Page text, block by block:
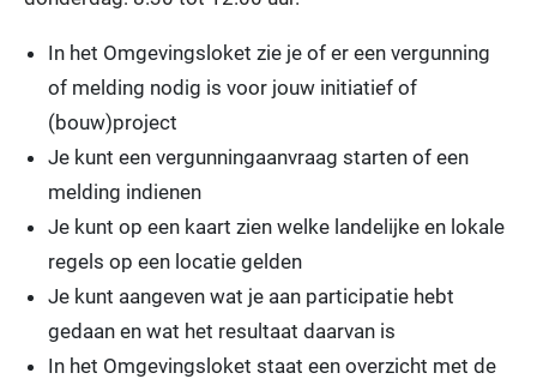
In het Omgevingsloket zie je of er een vergunning
of melding nodig is voor jouw initiatief of
(bouw)project
Je kunt een vergunningaanvraag starten of een
melding indienen
Je kunt op een kaart zien welke landelijke en lokale
regels op een locatie gelden
Je kunt aangeven wat je aan participatie hebt
gedaan en wat het resultaat daarvan is
In het Omgevingsloket staat een overzicht met de